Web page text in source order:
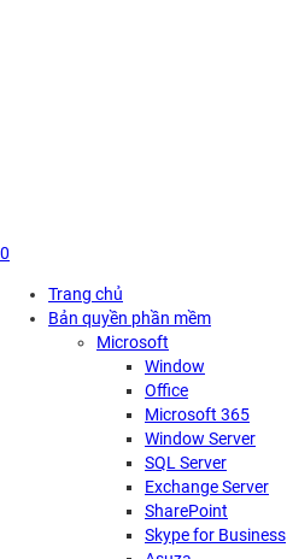
0
Trang chủ
Bản quyền phần mềm
Microsoft
Window
Office
Microsoft 365
Window Server
SQL Server
Exchange Server
SharePoint
Skype for Business